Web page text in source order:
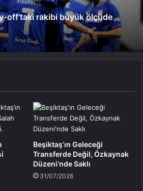
off’taki rakibi büyük ölçüde
Beşiktaş’ın Geleceği
Transferde Değil, Özkaynak
Düzeni’nde Saklı
31/07/2026